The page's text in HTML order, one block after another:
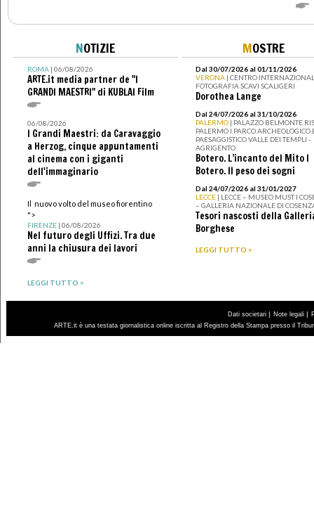
NOTIZIE
ROMA| 06/08/2026
ARTE.it media partner de "I
GRANDI MAESTRI" di KUBLAI Film
06/08/2026
I Grandi Maestri: da Caravaggio
a Herzog, cinque appuntamenti
al cinema con i giganti
dell'immaginario
Il nuovo volto del museo fiorentino
">
FIRENZE| 06/08/2026
Nel futuro degli Uffizi. Tra due
anni la chiusura dei lavori
LEGGI TUTTO >
MOSTRE
Dal 30/07/2026 al 01/11/2026
VERONA | CENTRO
FOTOGRAFIA SCAVI SCALIGERI
Dorothea Lange
Dal 24/07/2026 al 31/10/2026
PALERMO | PALAZZO BELMONTE
PALERMO I PARCO ARCHEOLOGICO
PAESAGGISTICO VALLE DEI TEMPLI -
AGRIGENTO
Botero. L’incanto del Mito I
Botero. Il peso dei sogni
Dal 24/07/2026 al 31/01/2027
LECCE | LECCE – MUSEO MUST I
– GALLERIA NAZIONALE DI
Tesori nascosti della
Borghese
LEGGI TUTTO >
Dati societari | Note legali |
ARTE.it è una testata giornalistica online iscritta al Registro della Stampa presso il